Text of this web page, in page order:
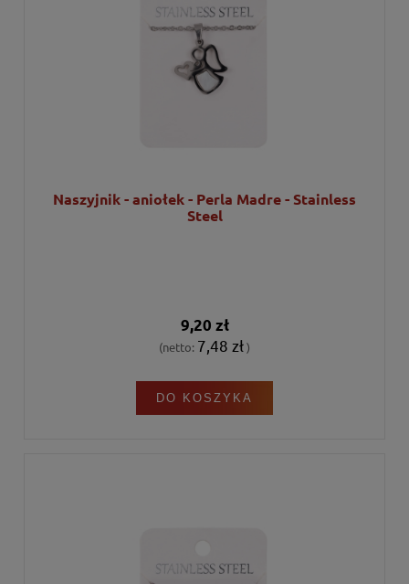
Naszyjnik - aniołek - Perla Madre - Stainless
Steel
9,20 zł
(netto: 7,48 zł)
DO KOSZYKA